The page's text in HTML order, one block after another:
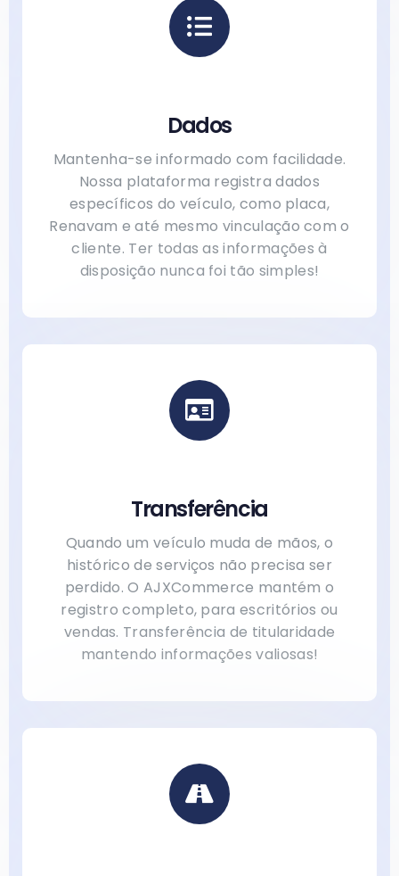
Dados
Mantenha-se informado com facilidade.
Nossa plataforma registra dados
específicos do veículo, como placa,
Renavam e até mesmo vinculação com o
cliente. Ter todas as informações à
disposição nunca foi tão simples!
Transferência
Quando um veículo muda de mãos, o
histórico de serviços não precisa ser
perdido. O AJXCommerce mantém o
registro completo, para escritórios ou
vendas. Transferência de titularidade
mantendo informações valiosas!